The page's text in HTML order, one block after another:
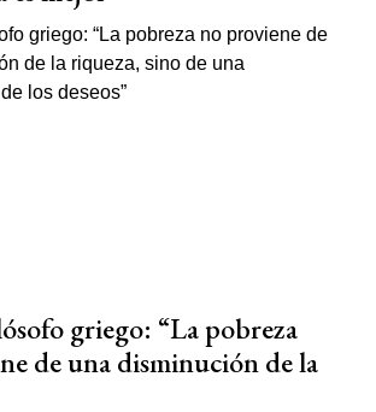
griego: “La pobreza
de una disminución de la